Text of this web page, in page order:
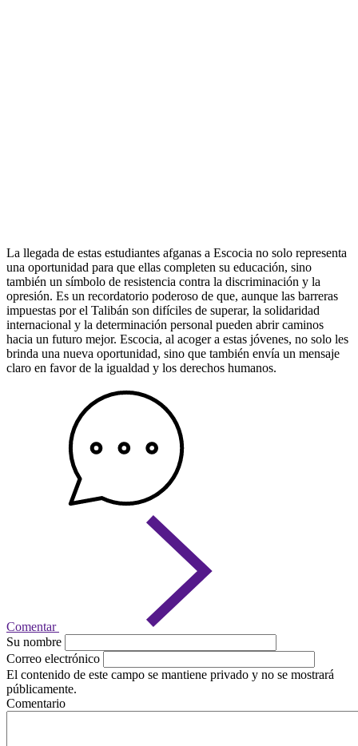
La llegada de estas estudiantes afganas a Escocia no solo representa
una oportunidad para que ellas completen su educación, sino
también un símbolo de resistencia contra la discriminación y la
opresión. Es un recordatorio poderoso de que, aunque las barreras
impuestas por el Talibán son difíciles de superar, la solidaridad
internacional y la determinación personal pueden abrir caminos
hacia un futuro mejor. Escocia, al acoger a estas jóvenes, no solo les
brinda una nueva oportunidad, sino que también envía un mensaje
claro en favor de la igualdad y los derechos humanos.
Comentar
Su nombre
Correo electrónico
El contenido de este campo se mantiene privado y no se mostrará
públicamente.
Comentario